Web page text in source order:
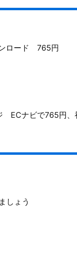
ロード 765円
ECナビで765円、
しょう